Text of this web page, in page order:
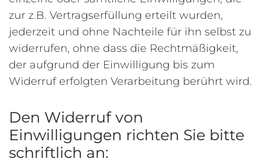
zur z.B. Vertragserfüllung erteilt wurden,
jederzeit und ohne Nachteile für ihn selbst zu
widerrufen, ohne dass die Rechtmäßigkeit,
der aufgrund der Einwilligung bis zum
Widerruf erfolgten Verarbeitung berührt wird.
Den Widerruf von
Einwilligungen richten Sie bitte
schriftlich an: